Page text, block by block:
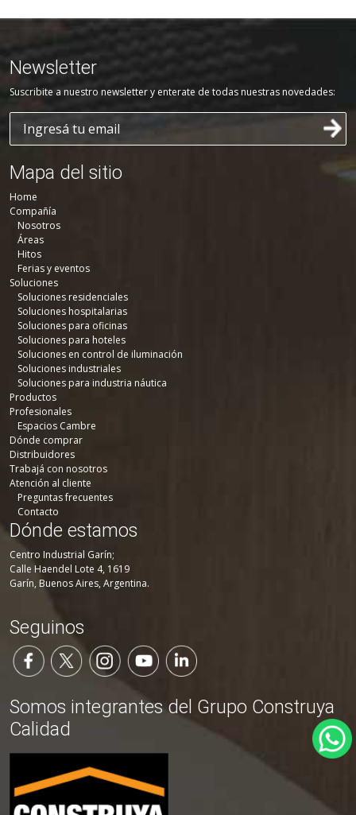
Newsletter
Suscribite a nuestro newsletter y enterate de todas nuestras novedades:
Mapa del sitio
Home
Compañía
Nosotros
Áreas
Hitos
Ferias y eventos
Soluciones
Soluciones residenciales
Soluciones hospitalarias
Soluciones para oficinas
Soluciones para hoteles
Soluciones en control de iluminación
Soluciones industriales
Soluciones para industria náutica
Productos
Profesionales
Espacios Cambre
Dónde comprar
Distribuidores
Trabajá con nosotros
Atención al cliente
Preguntas frecuentes
Contacto
Dónde estamos
Centro Industrial Garín;
Calle Haendel Lote 4, 1619
Garín, Buenos Aires, Argentina.
Seguinos
Somos integrantes del Grupo Construya
Calidad